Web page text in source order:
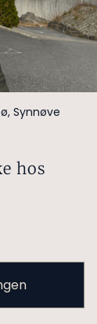
Synnøve
hos